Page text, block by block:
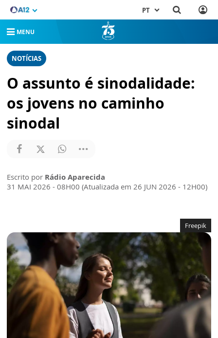
PT
MENU
NOTÍCIAS
O assunto é sinodalidade:
os jovens no caminho
sinodal
Escrito por Rádio Aparecida
31 MAI 2026 - 08H00 (Atualizada em 26 JUN 2026 - 12H00)
Freepik